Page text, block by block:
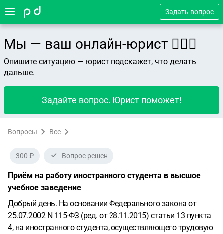
Задать вопрос
Мы — ваш онлайн-юрист 👨🏻‍⚖️
Опишите ситуацию — юрист подскажет, что делать
дальше.
Задайте вопрос. Юрист поможет!
Вопросы Все
300 ₽ Вопрос решен
Приём на работу иностранного студента в высшое
учебное заведение
Добрый день. На основании Федерального закона от
25.07.2002 N 115-ФЗ (ред. от 28.11.2015) статьи 13 пункта
4, на иностранного студента, осуществляющего трудовую